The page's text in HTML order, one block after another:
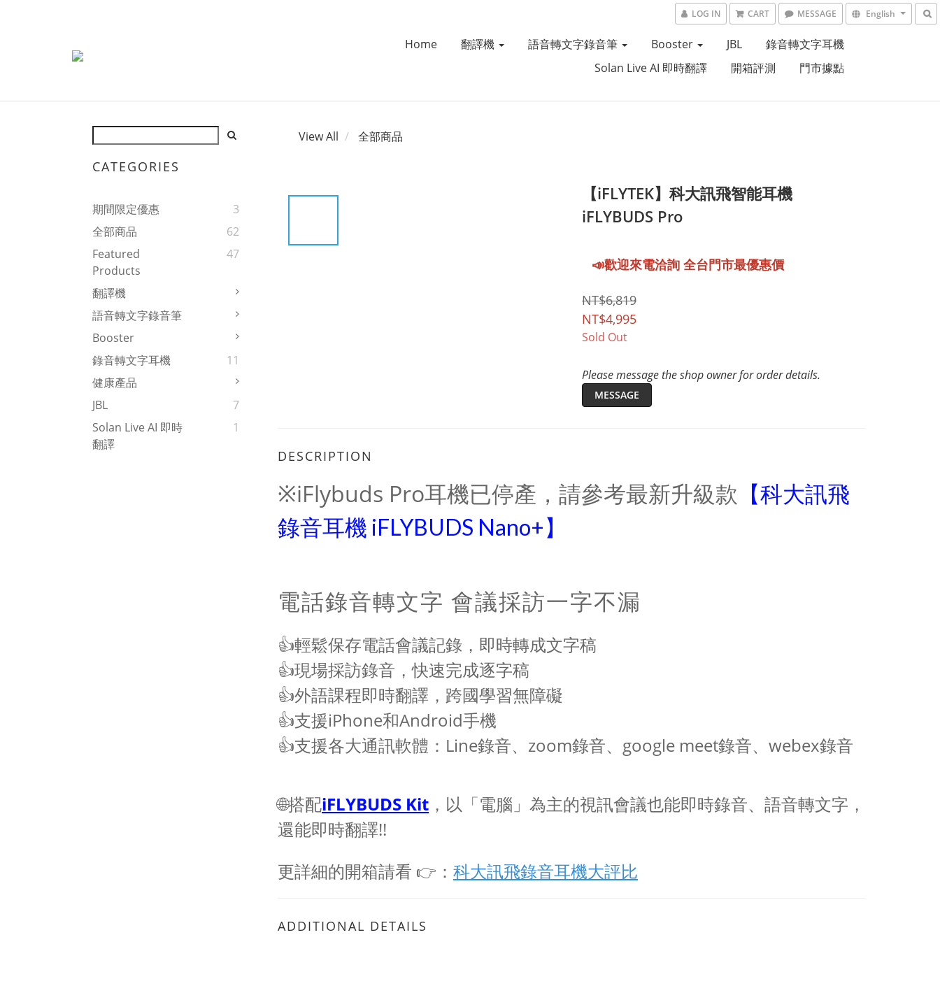
LOG IN CART MESSAGE English
Home 翻譯機 語音轉文字錄音筆 Booster JBL
錄音轉文字耳機
Solan Live AI 即時翻譯
開箱評測 門市據點
CATEGORIES
期間限定優惠
3
全部商品
62
Featured
Products
47
翻譯機
語音轉文字錄音筆
Booster
錄音轉文字耳機
11
健康產品
JBL
7
Solan Live AI 即時
翻譯
1
View All 全部商品
【iFLYTEK】科大訊飛智能耳機
iFLYBUDS Pro
NT$6,819
NT$4,995
Sold Out
Please message the shop owner for order details.
MESSAGE
DESCRIPTION
※iFlybuds Pro耳機已停產，請參考最新升級款 【科大訊飛
錄音耳機 iFLYBUDS Nano+】
電話錄音轉文字 會議採訪一字不漏
👍輕鬆保存電話會議記錄，即時轉成文字稿
👍現場採訪錄音，快速完成逐字稿
👍外語課程即時翻譯，跨國學習無障礙
👍支援iPhone和Android手機
👍支援各大通訊軟體：Line錄音、zoom錄音、google meet錄音、webex錄音
🌐搭配iFLYBUDS Kit ，以「電腦」為主的視訊會議也能即時錄音、語音轉文字，
還能即時翻譯!!
更詳細的開箱請看 👉： 科大訊飛錄音耳機大評比
ADDITIONAL DETAILS